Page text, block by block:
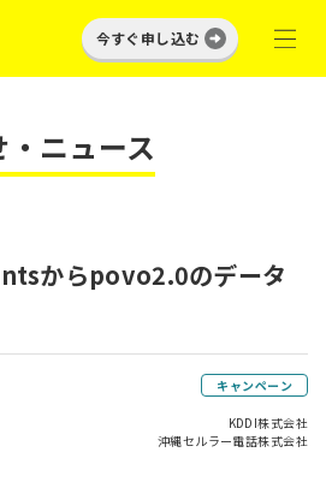
今すぐ申し込む
ニュース
からpovo2.0のデータ
キャンペーン
KDDI株式会社
沖縄セルラー電話株式会社